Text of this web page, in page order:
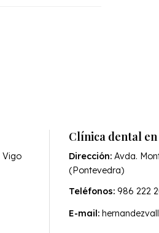
Vigo
Clínica dental en
Dirección: Avda.
(Pontevedra)
Teléfonos: 986 222
E-mail: